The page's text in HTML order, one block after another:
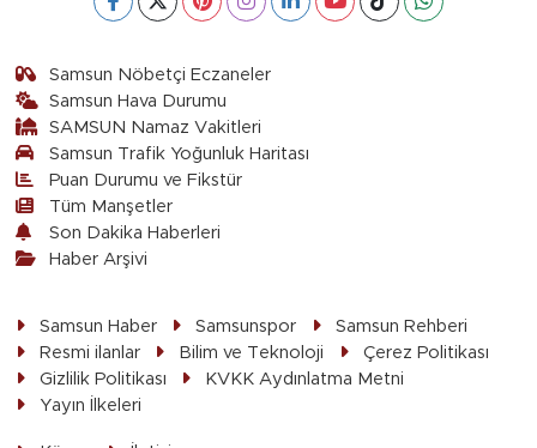
Samsun Nöbetçi Eczaneler
Samsun Hava Durumu
SAMSUN Namaz Vakitleri
Samsun Trafik Yoğunluk Haritası
Puan Durumu ve Fikstür
Tüm Manşetler
Son Dakika Haberleri
Haber Arşivi
Samsun Haber Samsunspor
Samsun Rehberi
Resmi ilanlar
Bilim ve Teknoloji
Çerez Politikası
Gizlilik Politikası
KVKK Aydınlatma Metni
Yayın İlkeleri